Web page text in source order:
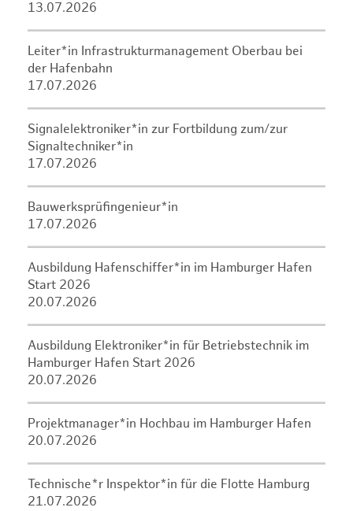
13.07.2026
Leiter*in Infrastrukturmanagement Oberbau bei
der Hafenbahn
17.07.2026
Signalelektroniker*in zur Fortbildung zum/zur
Signaltechniker*in
17.07.2026
Bauwerksprüfingenieur*in
17.07.2026
Ausbildung Hafenschiffer*in im Hamburger Hafen
Start 2026
20.07.2026
Ausbildung Elektroniker*in für Betriebstechnik im
Hamburger Hafen Start 2026
20.07.2026
Projektmanager*in Hochbau im Hamburger Hafen
20.07.2026
Technische*r Inspektor*in für die Flotte Hamburg
21.07.2026